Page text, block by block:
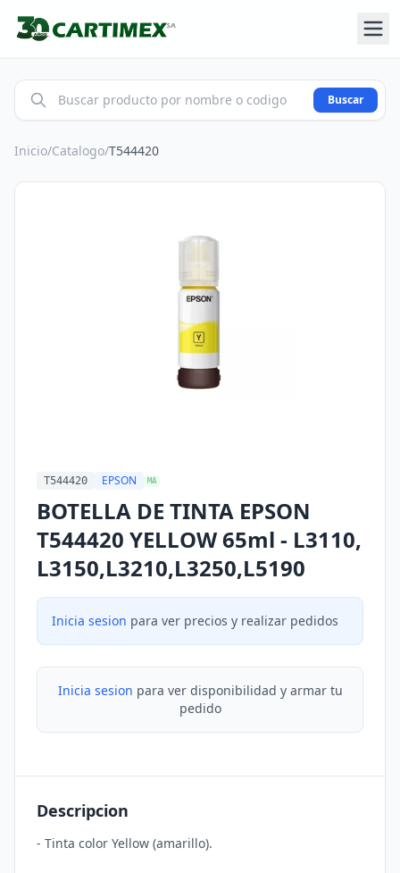
Buscar
Inicio/Catalogo/T544420
T544420 EPSON MA
BOTELLA DE TINTA EPSON
T544420 YELLOW 65ml - L3110,
L3150,L3210,L3250,L5190
Inicia sesion para ver precios y realizar pedidos
Inicia sesion para ver disponibilidad y armar tu
pedido
Descripcion
- Tinta color Yellow (amarillo).